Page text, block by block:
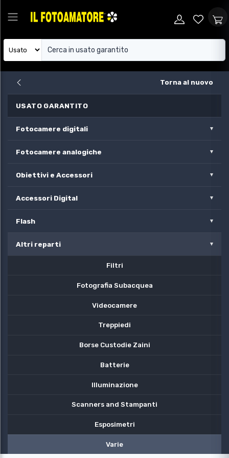
Torna al nuovo
USATO GARANTITO
Fotocamere digitali
Fotocamere analogiche
Obiettivi e Accessori
Accessori Digital
Flash
Altri reparti
Filtri
Fotografia Subacquea
Videocamere
Treppiedi
Borse Custodie Zaini
Batterie
Illuminazione
Scanners and Stampanti
Esposimetri
Varie